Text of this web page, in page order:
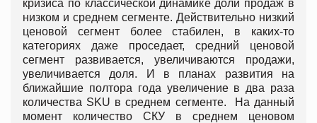
кризиса по классической динамике доли продаж в
низком и среднем сегменте. Действительно низкий
ценовой сегмент более стабилен, в каких-то
категориях даже проседает, средний ценовой
сегмент развивается, увеличиваются продажи,
увеличивается доля. И в планах развития на
ближайшие полтора года увеличение в два раза
количества SKU в среднем сегменте. На данный
момент количество СКУ в среднем ценовом